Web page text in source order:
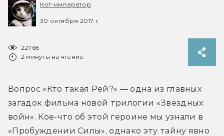
Кот-император
30 октября 2017 г.
22768
2 минуты на чтение
Вопрос «Кто такая Рей?» — одна из главных
загадок фильма новой трилогии «Звёздных
войн». Кое-что об этой героине мы узнали в
«Пробуждении Силы», однако эту тайну явно